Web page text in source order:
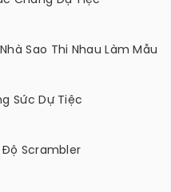
Sao Thi Nhau Làm Mẫu
Sức Dự Tiệc
Độ Scrambler